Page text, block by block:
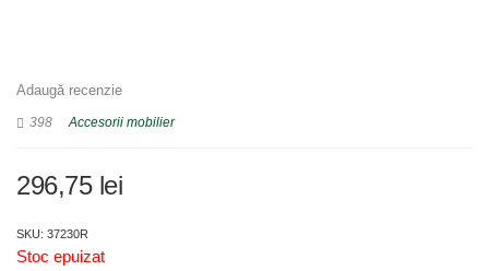
Adaugă recenzie
398 Accesorii mobilier
296,75 lei
SKU: 37230R
Stoc epuizat